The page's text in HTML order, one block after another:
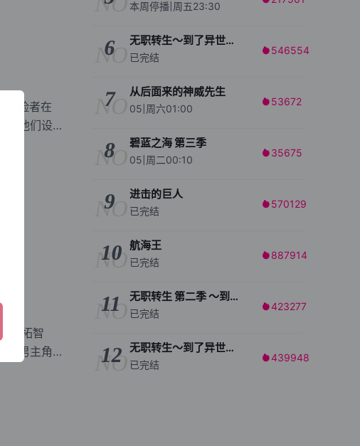
冒险者在
，他们设法
开拓智
，男主角城
本周停播|周五23:30
NO
6 无职转生～到了异世界就拿出真本事～
已完结
 546554
NO
7 从后面来的神威先生
05|周六01:00
 53672
NO
8 碧蓝之海 第三季
05|周二00:10
 35675
NO
9 进击的巨人
已完结
 570129
NO
10 航海王
已完结
 887914
NO
11 无职转生 第二季 ～到了异世界就拿出真本事～
已完结
423277
NO
12 无职转生～到了异世界就拿出真本事～ 第2部分
已完结
439948